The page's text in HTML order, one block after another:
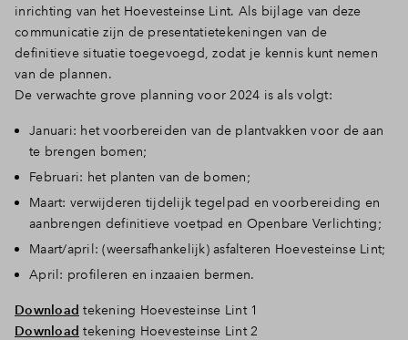
inrichting van het Hoevesteinse Lint. Als bijlage van deze
communicatie zijn de presentatietekeningen van de
definitieve situatie toegevoegd, zodat je kennis kunt nemen
van de plannen.
De verwachte grove planning voor 2024 is als volgt:
Januari: het voorbereiden van de plantvakken voor de aan
te brengen bomen;
Februari: het planten van de bomen;
Maart: verwijderen tijdelijk tegelpad en voorbereiding en
aanbrengen definitieve voetpad en Openbare Verlichting;
Maart/april: (weersafhankelijk) asfalteren Hoevesteinse Lint;
April: profileren en inzaaien bermen.
Download tekening Hoevesteinse Lint 1
Download tekening Hoevesteinse Lint 2